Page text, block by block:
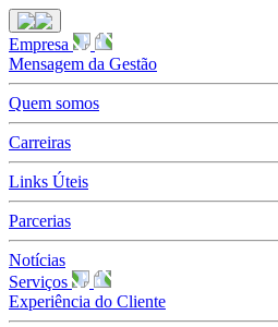
Empresa
Mensagem da Gestão
Quem somos
Carreiras
Links Úteis
Parcerias
Notícias
Serviços
Experiência do Cliente